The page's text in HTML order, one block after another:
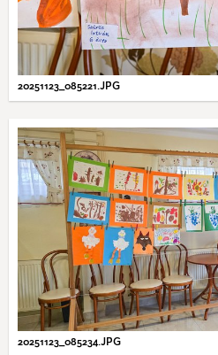
20251123_085221.JPG
20251123_085234.JPG